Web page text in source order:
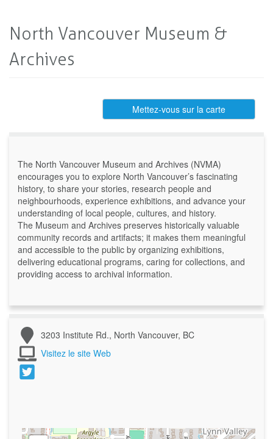
North Vancouver Museum &
Archives
Mettez-vous sur la carte
The North Vancouver Museum and Archives (NVMA)
encourages you to explore North Vancouver’s fascinating
history, to share your stories, research people and
neighbourhoods, experience exhibitions, and advance your
understanding of local people, cultures, and history.
The Museum and Archives preserves historically valuable
community records and artifacts; it makes them meaningful
and accessible to the public by organizing exhibitions,
delivering educational programs, caring for collections, and
providing access to archival information.
3203 Institute Rd., North Vancouver, BC
Visitez le site Web